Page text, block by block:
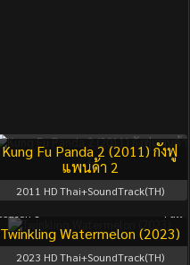
Kung Fu Panda 2 (2011) กังฟู
แพนด้า 2
2011 HD Thai+SoundTrack(TH)
Twinkling Watermelon (2023)
2023 HD Thai+SoundTrack(TH)